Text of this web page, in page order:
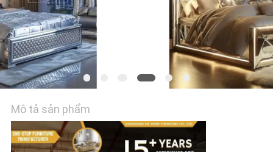
LIÊN
HỆ
CHÚNG
TÔI
TIN
TỨC
Mô tả sản phẩm